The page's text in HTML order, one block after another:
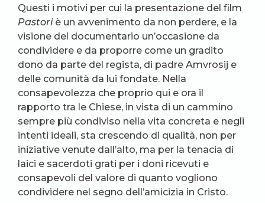
Questi i motivi per cui la presentazione del film
Pastoriè un avvenimento da non perdere, e la
visione del documentario un’occasione da
condividere e da proporre come un gradito
dono da parte del regista, di padre Amvrosij e
delle comunità da lui fondate. Nella
consapevolezza che proprio qui e ora il
rapporto tra le Chiese, in vista di un cammino
sempre più condiviso nella vita concreta e negli
intenti ideali, sta crescendo di qualità, non per
iniziative venute dall’alto, ma per la tenacia di
laici e sacerdoti grati per i doni ricevuti e
consapevoli del valore di quanto vogliono
condividere nel segno dell’amicizia in Cristo.